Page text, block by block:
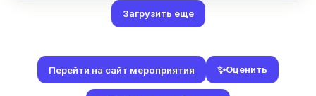
Загрузить еще
Перейти на сайт мероприятия ✨Оценить